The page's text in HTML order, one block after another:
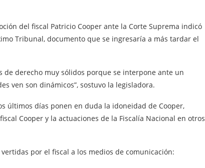
del fiscal Patricio Cooper ante la Corte Suprema indicó
Tribunal, documento que se ingresaría a más tardar el
de derecho muy sólidos porque se interpone ante un
ven son dinámicos”, sostuvo la legisladora.
últimos días ponen en duda la idoneidad de Cooper,
Cooper y la actuaciones de la Fiscalía Nacional en otros
por el fiscal a los medios de comunicación: